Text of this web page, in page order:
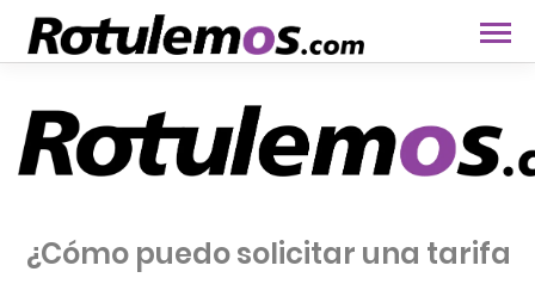
¿Cómo puedo solicitar una tarifa